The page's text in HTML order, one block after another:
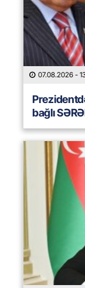
07.08.2026 -
bağlı